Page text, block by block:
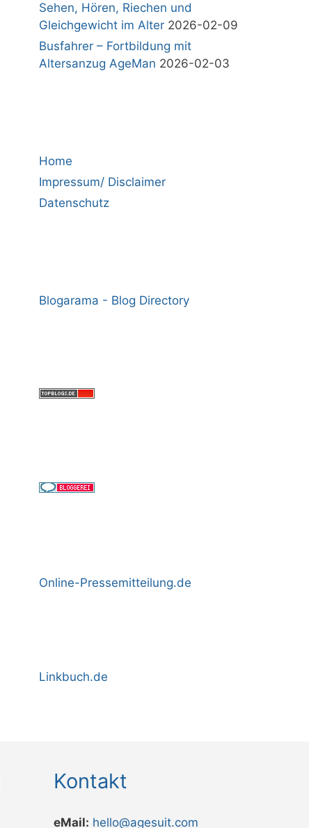
Sehen, Hören, Riechen und
Gleichgewicht im Alter 2026-02-09
Busfahrer – Fortbildung mit
Altersanzug AgeMan 2026-02-03
Home
Impressum/ Disclaimer
Datenschutz
Blogarama - Blog Directory
Online-Pressemitteilung.de
Linkbuch.de
Kontakt
eMail: hello@agesuit.com